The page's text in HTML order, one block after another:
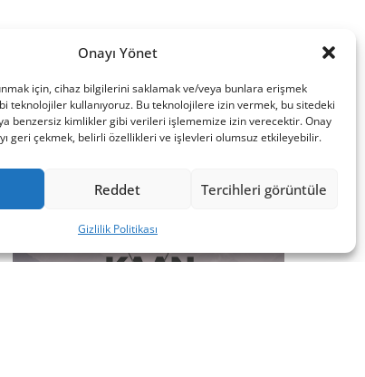
Onayı Yönet
için, cihaz bilgilerini saklamak ve/veya bunlara erişmek
teknolojiler kullanıyoruz. Bu teknolojilere izin vermek, bu sitedeki
benzersiz kimlikler gibi verileri işlememize izin verecektir. Onay
geri çekmek, belirli özellikleri ve işlevleri olumsuz etkileyebilir.
Reddet Tercihleri görüntüle
Gizlilik Politikası